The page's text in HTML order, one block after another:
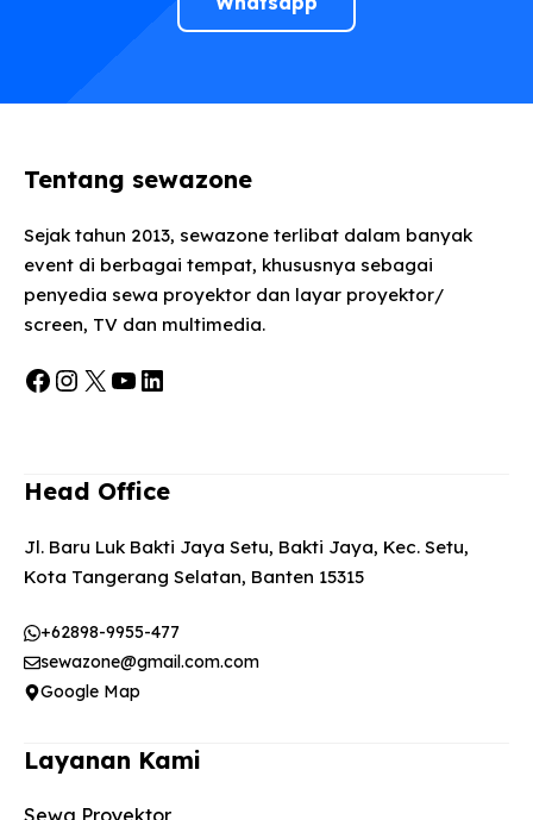
Tentang sewazone
Sejak tahun 2013, sewazone terlibat dalam banyak
event di berbagai tempat, khususnya sebagai
penyedia sewa proyektor dan layar proyektor/
screen, TV dan multimedia.
Facebook
Instagram
X YouTube
LinkedIn
Head Office
Jl. Baru Luk Bakti Jaya Setu, Bakti Jaya, Kec. Setu,
Kota Tangerang Selatan, Banten 15315
+62898-9955-477
sewazone@gmail.com.com
Google Map
Layanan Kami